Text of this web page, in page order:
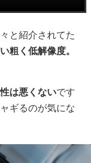
と紹介されてた
粗く低解像度。
は悪くないです
ギるのが気にな